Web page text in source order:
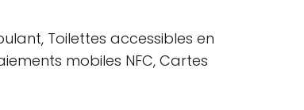
Toilettes accessibles en
mobiles NFC, Cartes